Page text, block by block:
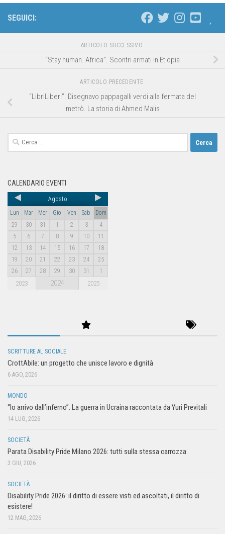
SEGUICI:
ARTICOLO SUCCESSIVO
“Stay human. Africa”. Scontri armati in Etiopia
ARTICOLO PRECEDENTE
“LibriLiberi”. Disegnavo pappagalli verdi alla fermata del
metrò. La storia di Ahmed Malis
CALENDARIO EVENTI
Agosto
Lun Mar Mer Gio Ven Sab
Dom
29
30 31 1 2 3
4
5
6 7 8 9 10
11
12
13 14 15 16 17
18
19
20 21 22 23 24
25
26
27 28 29 30 31 1
2023 2024 2025
SCRITTURE AL SOCIALE
CrottAbile: un progetto che unisce lavoro e dignità
6 AGO, 2026
MONDO
“Io arrivo dall’inferno”. La guerra in Ucraina raccontata da Yuri Previtali
14 LUG, 2026
SOCIETÀ
Parata Disability Pride Milano 2026: tutti sulla stessa carrozza
3 GIU, 2026
SOCIETÀ
Disability Pride 2026: il diritto di essere visti ed ascoltati, il diritto di
esistere!
12 MAG, 2026